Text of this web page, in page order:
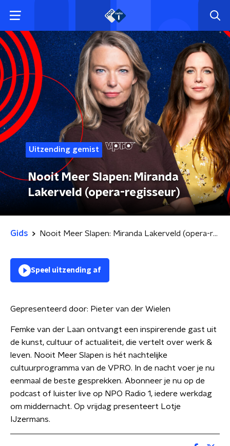
Uitzending gemist
Nooit Meer Slapen: Miranda
Lakerveld (opera-regisseur)
Gids Nooit Meer Slapen: Miranda Lakerveld (opera-regisseur)
Speel uitzending af
Gepresenteerd door: Pieter van der Wielen
Femke van der Laan ontvangt een inspirerende gast uit
de kunst, cultuur of actualiteit, die vertelt over werk &
leven. Nooit Meer Slapen is hét nachtelijke
cultuurprogramma van de VPRO. In de nacht voer je nu
eenmaal de beste gesprekken. Abonneer je nu op de
podcast of luister live op NPO Radio 1, iedere werkdag
om middernacht. Op vrijdag presenteert Lotje
IJzermans.